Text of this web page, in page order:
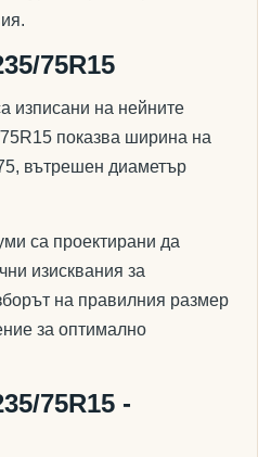
75R15
изписани на нейните
показва ширина на
вътрешен диаметър
са проектирани да
изисквания за
на правилния размер
за оптимално
75R15 -